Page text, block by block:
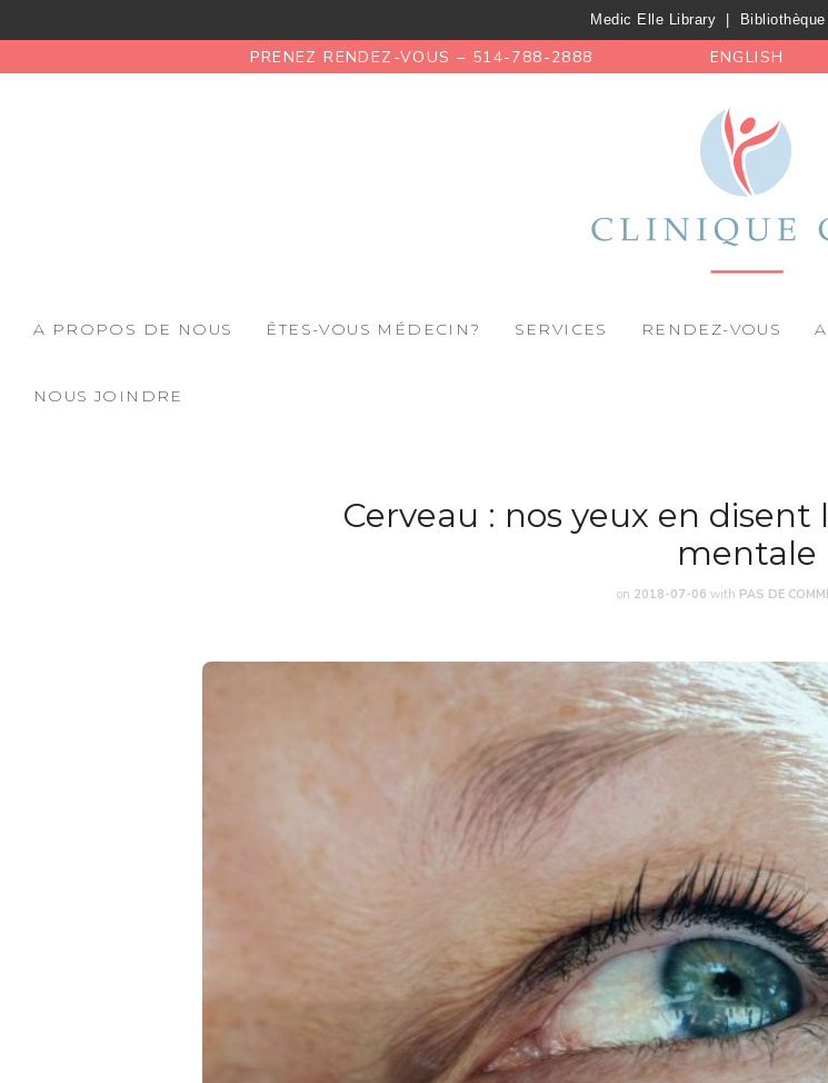
Medic Elle Library
PRENEZ RENDEZ-VOUS – 514-788-2888 ENGLISH
A PROPOS DE NOUS ÊTES-VOUS MÉDECIN? SERVICES RENDEZ-VOUS
NOUS JOINDRE
Cerveau : nos yeux en
mentale
on 2018-07-06 with PAS DE